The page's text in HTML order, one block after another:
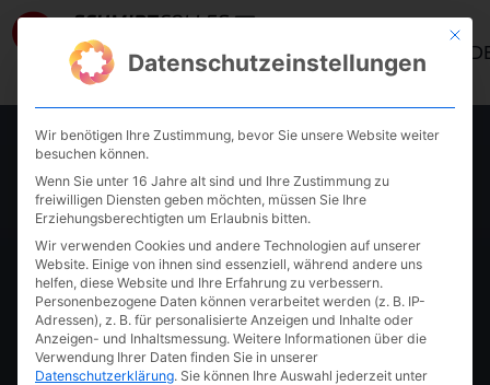
AKADEMIE, KURS PAGE
Erfolgreich in der
Krise
Kurs-Details anzeigen
Mit
Datenschutzeinstellungen
Wir benötigen Ihre Zustimmung, bevor Sie unsere Website weiter
besuchen können.
Wenn Sie unter 16 Jahre alt sind und Ihre Zustimmung zu
freiwilligen Diensten geben möchten, müssen Sie Ihre
Erziehungsberechtigten um Erlaubnis bitten.
Wir verwenden Cookies und andere Technologien auf unserer
Website. Einige von ihnen sind essenziell, während andere uns
helfen, diese Website und Ihre Erfahrung zu verbessern.
Personenbezogene Daten können verarbeitet werden (z. B. IP-
Adressen), z. B. für personalisierte Anzeigen und Inhalte oder
Anzeigen- und Inhaltsmessung. Weitere Informationen über die
Verwendung Ihrer Daten finden Sie in unserer
Datenschutzerklärung. Sie können Ihre Auswahl jederzeit unter